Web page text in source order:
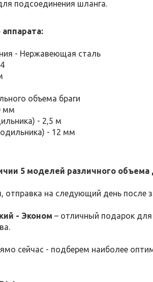
подсоединения шланга.
- Нержавеющая сталь
объема браги
мм
- 2,5 м
- 12 мм
5 моделей различного
, отправка на следующий день после
- Эконом – отличный подарок для
сейчас - подберем наиболее